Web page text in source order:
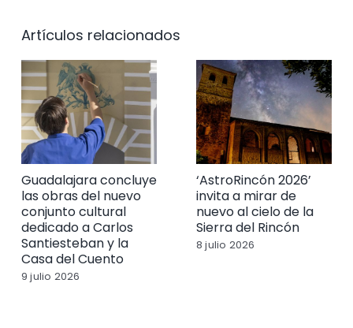
Artículos relacionados
Guadalajara concluye
las obras del nuevo
conjunto cultural
dedicado a Carlos
Santiesteban y la
Casa del Cuento
9 julio 2026
‘AstroRincón 2026’
invita a mirar de
nuevo al cielo de la
Sierra del Rincón
8 julio 2026